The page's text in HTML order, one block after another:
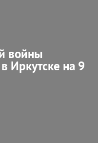
войны
Иркутске на 9